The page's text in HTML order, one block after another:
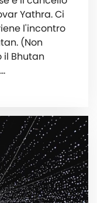
Yathra. Ci
l'incontro
(Non
Bhutan